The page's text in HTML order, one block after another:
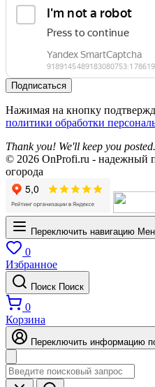
Подписаться
Нажимая на кнопку
политики обработки
Thank you! We'll keep you posted.
© 2026 OnProfi.ru - надежный
огорода
Переключить навигацию
0
Избранное
Поиск Поиск
0
Корзина
Переключить информацию